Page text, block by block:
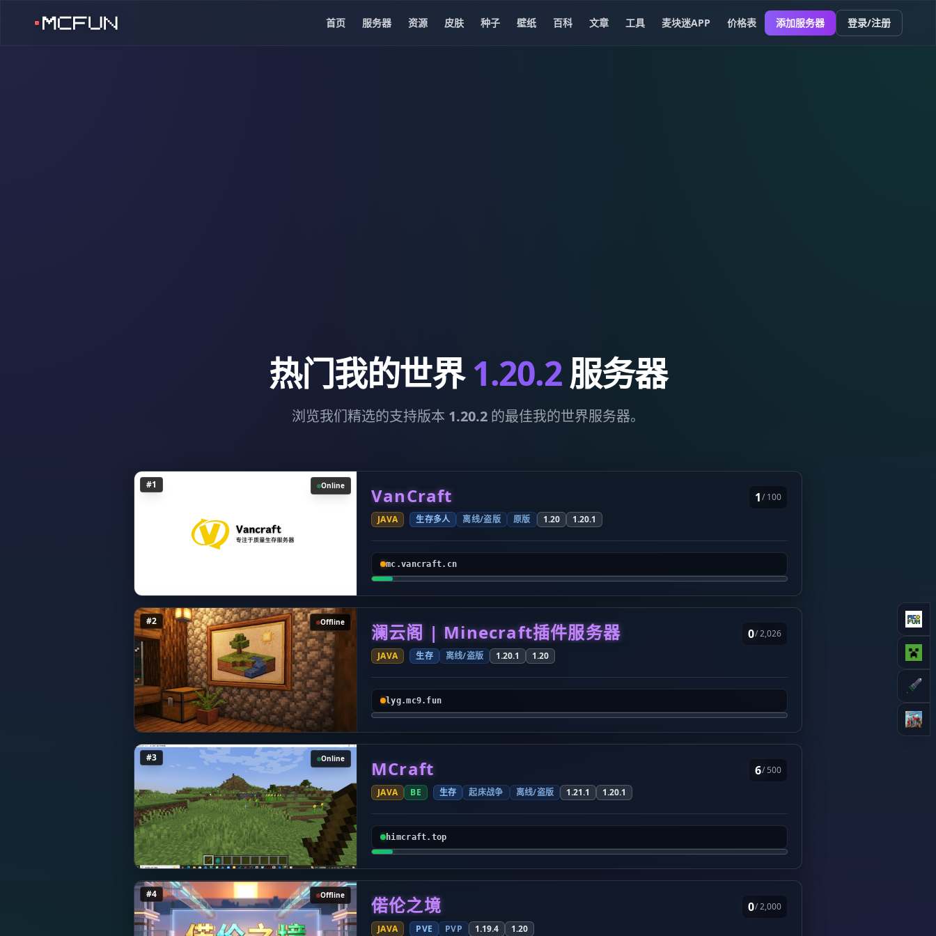
首页 服务器 资源 皮肤 种子 壁纸 百科 文章 工具 麦块迷APP 价格表 添加服务器 登录/注册
热门我的世界1.20.2服务器
浏览我们精选的支持版本 1.20.2 的最佳我的世界服务器。
#1 Online VanCraft
JAVA 生存多人 离线/盗版 原版 1.20 1.20.1
1/ 100
mc.vancraft.cn
#2 Offline 澜云阁 | Minecraft插件服务器
JAVA 生存 离线/盗版 1.20.1 1.20
0/ 2,026
lyg.mc9.fun
#3 Online MCraft
JAVA BE 生存 起床战争 离线/盗版 1.21.1 1.20.1
6/ 500
himcraft.top
#4 Offline 偌伦之境
JAVA PVE PVP 1.19.4 1.20
0/ 2,000